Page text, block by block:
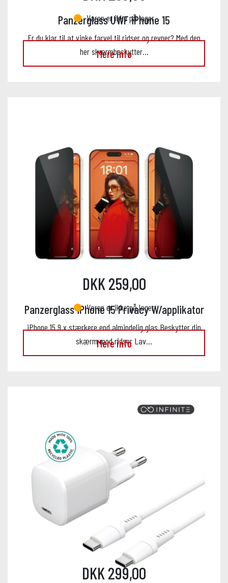
Panzerglass UWF iPhone 15
Er du klar til at vinke farvel til ridser og revner? Med den
her skærmbeskytter…
Varen er ikke på lager
Mere info
Panzerglass iPhone 15 Privacy W/applikator
iPhone 15 9 x stærkere end almindelig glas Beskytter din
skærm mod ridser Lav…
DKK 259,00
Varen er ikke på lager
Mere info
DKK 299,00